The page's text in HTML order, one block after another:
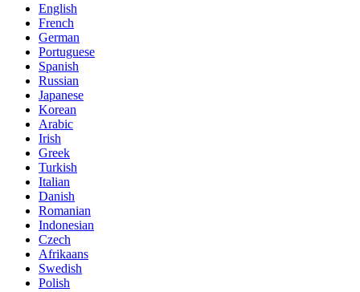
English
French
German
Portuguese
Spanish
Russian
Japanese
Korean
Arabic
Irish
Greek
Turkish
Italian
Danish
Romanian
Indonesian
Czech
Afrikaans
Swedish
Polish